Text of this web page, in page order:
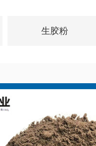
生胶粉